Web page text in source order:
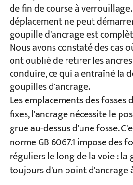
de fin de course à
déplacement ne peut
goupille d'ancrage est
Nous avons constaté des cas
ont oublié de retirer les
conduire, ce qui a entraîné la
goupilles d'ancrage.
Les emplacements des fosses
fixes, l'ancrage nécessite le
grue au-dessus d'une fosse.
norme GB 6067.1 impose des
réguliers le long de la voie : la
toujours d'un point d'ancrage